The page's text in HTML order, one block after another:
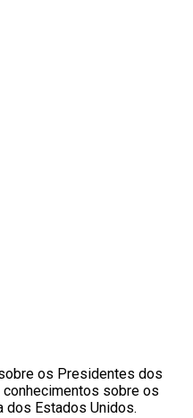
os Presidentes dos
sobre os
dos Estados Unidos.